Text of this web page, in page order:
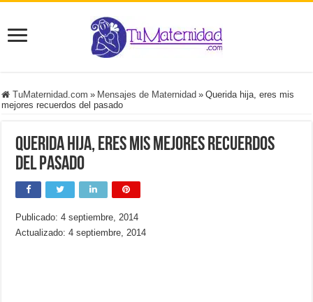
TuMaternidad.com » Mensajes de Maternidad » Querida hija, eres mis
mejores recuerdos del pasado
Querida hija, eres mis mejores recuerdos
del pasado
Publicado: 4 septiembre, 2014
Actualizado: 4 septiembre, 2014